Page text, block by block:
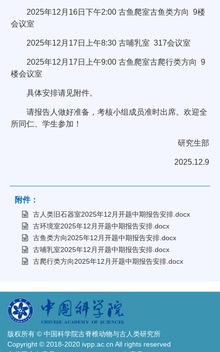
2025年12月16日下午2:00 古鱼爬室古鱼类方向 9楼
会议室
2025年12月17日上午8:30 古哺乳室 317会议室
2025年12月17日上午9:00 古鱼爬室古爬行类方向 9
楼会议室
具体安排请见附件。
请报告人做好准备，考核小组成员准时出席。欢迎全
所同仁、学生参加！
研究生部
2025.12.9
附件：
古人类旧石器室2025年12月开题中期报告安排.docx
古环境室2025年12月开题中期报告安排.docx
古鱼类方向2025年12月开题中期报告安排.docx
古哺乳室2025年12月开题中期报告安排.docx
古爬行类方向2025年12月开题中期报告安排.docx
版权所有 © 中国科学院古脊椎动物与古人类研究所
Copyright © 2018-2020 ivpp.ac.cn All rights reserved